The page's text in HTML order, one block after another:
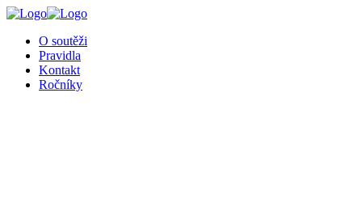
O soutěži
Pravidla
Kontakt
Ročníky